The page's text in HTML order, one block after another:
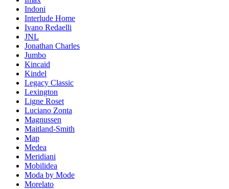
Indoni
Interlude Home
Ivano Redaelli
JNL
Jonathan Charles
Jumbo
Kincaid
Kindel
Legacy Classic
Lexington
Ligne Roset
Luciano Zonta
Magnussen
Maitland-Smith
Map
Medea
Meridiani
Mobilidea
Moda by Mode
Morelato